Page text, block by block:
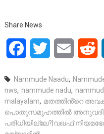
Share News
FacebookTwitter Email
Nammude Naadu,
nws, nammude nadu,
malayalam, മതത്തിൻ്റെ
പൊതുസമൂഹത്തിൽ
പരിധിയില്ലേ?|വഖഫ്